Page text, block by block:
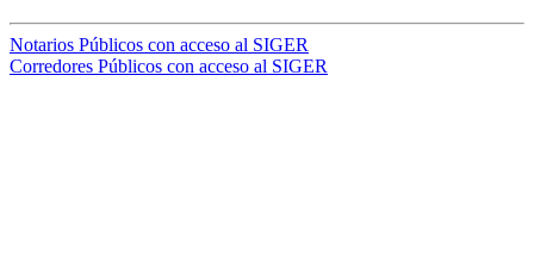
Notarios Públicos con acceso al SIGER
Corredores Públicos con acceso al SIGER